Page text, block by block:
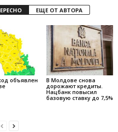
ЕЩЕ ОТ АВТОРА
объявлен
В Молдове снова
дорожают кредиты.
Нацбанк повысил
базовую ставку до 7,5%